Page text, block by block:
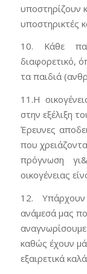
υποστηρίζουν
υποστηρικτές
10. Κάθε
διαφορετικό,
τα παιδιά
11.Η
στην εξέλιξη
Έρευνες
που
πρόγνωση
οικογένειας
12.
ανάμεσά μας
καθώς έχουν
εξαιρετικά